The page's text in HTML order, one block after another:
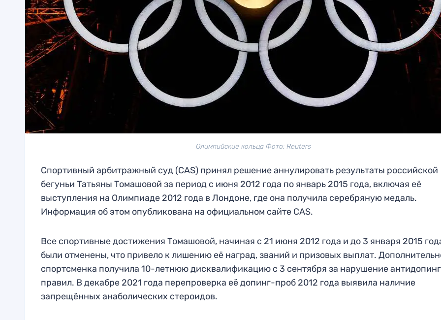
Олимпийские кольца Фото: Reuters
Спортивный арбитражный суд (CAS) принял решение аннулировать результаты российской
бегуньи Татьяны Томашовой за период с июня 2012 года по январь 2015 года, включая её
выступления на Олимпиаде 2012 года в Лондоне, где она получила серебряную медаль.
Информация об этом опубликована на официальном сайте CAS.
Все спортивные достижения Томашовой, начиная с 21 июня 2012 года и до 3 января 2015
были отменены, что привело к лишению её наград, званий и призовых выплат.
спортсменка получила 10-летнюю дисквалификацию с 3 сентября за нарушение
правил. В декабре 2021 года перепроверка её допинг-проб 2012 года выявила наличие
запрещённых анаболических стероидов.